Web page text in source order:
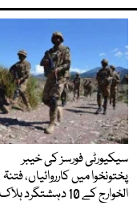
سیکیورٹی فورسز کی خیبر
پختونخوا میں کارروائیاں، فتنۃ
الخوارج کے 10 دہشتگرد ہلاک